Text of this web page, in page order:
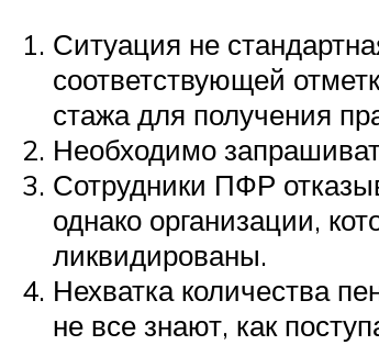
Ситуация не
соответствующей
стажа для получения
Необходимо
Сотрудники ПФР
однако организации,
ликвидированы.
Нехватка количества
не все знают, как